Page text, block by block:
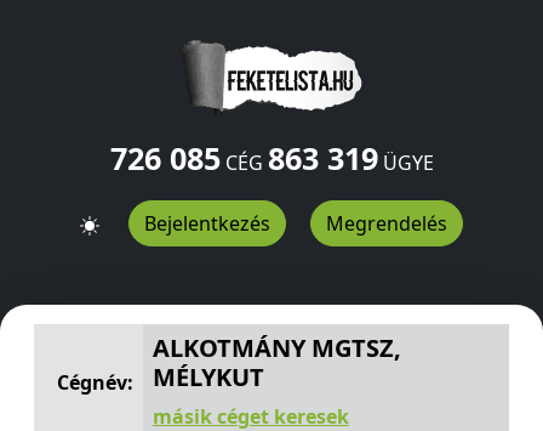
726 085CÉG 863 319ÜGYE
Bejelentkezés Megrendelés
ALKOTMÁNY MGTSZ, MÉLYKUT Kuriák dülö 234
Mélykút
Cégnév:
ALKOTMÁNY MGTSZ,
MÉLYKUT
másik céget keresek